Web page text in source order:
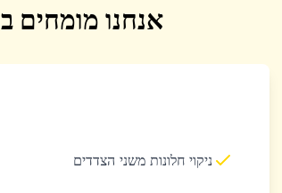
אנחנו מומחים
ניקוי חלונות משני הצדדים